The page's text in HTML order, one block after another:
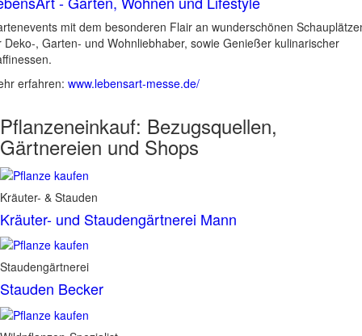
mit dem besonderen Flair an wunderschönen
Deko-, Garten- und Wohnliebhaber, sowie Genießer kulinarischer
erfahren: www.lebensart-messe.de/
Pflanzeneinkauf: Bezugsquellen,
Gärtnereien und Shops
Kräuter- & Stauden
Kräuter- und Staudengärtnerei Mann
Staudengärtnerei
Stauden Becker